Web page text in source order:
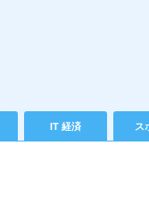
IT 経済 ス